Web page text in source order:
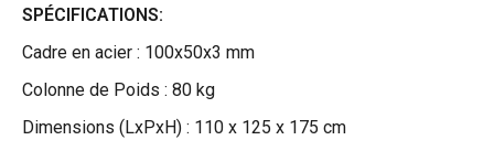
SPÉCIFICATIONS:
Cadre en acier : 100x50x3 mm
Colonne de Poids : 80 kg
Dimensions (LxPxH) : 110 x 125 x 175 cm